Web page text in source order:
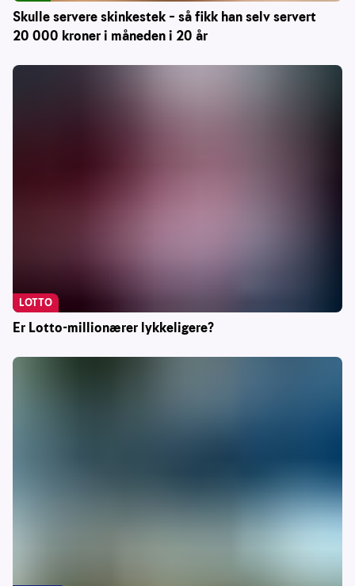
Skulle servere skinkestek – så fikk han selv servert
20 000 kroner i måneden i 20 år
Er Lotto-millionærer lykkeligere?
LOTTO